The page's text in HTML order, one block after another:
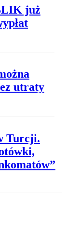
już
utraty
Turcji.